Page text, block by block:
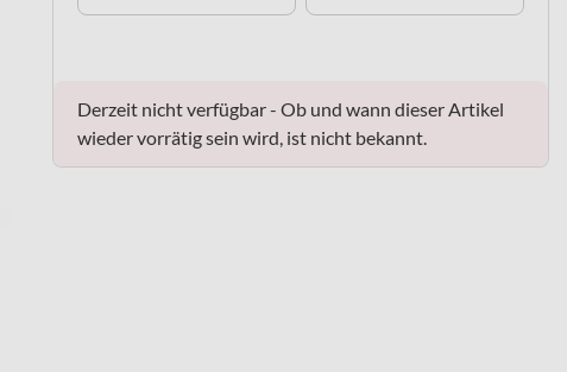
Derzeit nicht verfügbar - Ob und wann dieser Artikel
wieder vorrätig sein wird, ist nicht bekannt.